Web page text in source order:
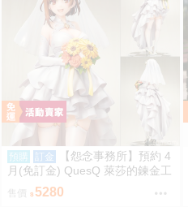
預購 訂金
【怨念事務所】預約 4
月(免訂金) QuesQ 萊莎的鍊金工
房 萊莎琳 斯托特 婚紗禮服Ver 1/
7 1025
5280